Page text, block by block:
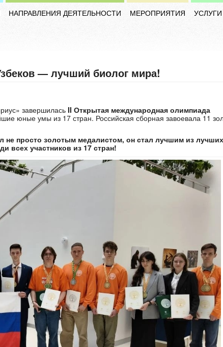
НАПРАВЛЕНИЯ ДЕЯТЕЛЬНОСТИ МЕРОПРИЯТИЯ УСЛУГИ
— лучший биолог мира!
завершилась II Открытая международная олимпиада
юные умы из 17 стран. Российская сборная завоевала 11
не просто золотым медалистом, он стал лучшим из
участников из 17 стран!